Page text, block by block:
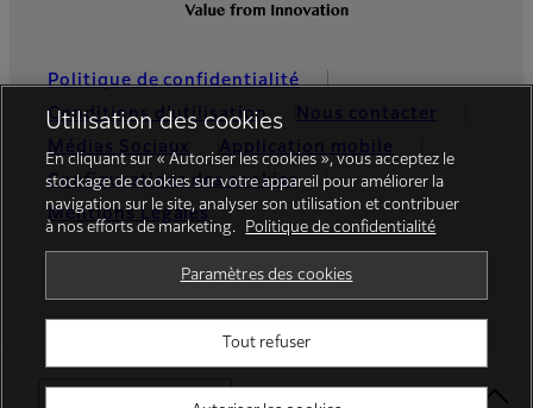
Politique de confidentialité
Conditions d’utilisation
Nous contacter
Médias Sociaux
Application mobile
Configurations des cookies
Mentions Légales
Global site
© FUJIFILM Europe GmbH
Utilisation des cookies
En cliquant sur « Autoriser les cookies », vous acceptez le
stockage de cookies sur votre appareil pour améliorer la
navigation sur le site, analyser son utilisation et contribuer
à nos efforts de marketing.
Politique de confidentialité
Paramètres des cookies
Tout refuser